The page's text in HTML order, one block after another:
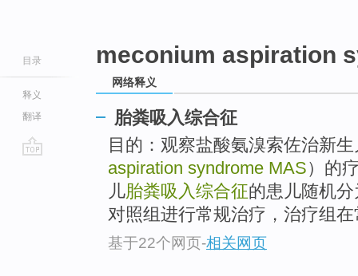
目录
释义
翻译
meconium aspiration
网络释义
胎粪吸入综合征
目的：观察盐酸氨溴索佐治新生
aspiration syndrome MAS）的
儿胎粪吸入综合征的患儿随机
对照组进行常规治疗，治疗组
基于22个网页-相关网页